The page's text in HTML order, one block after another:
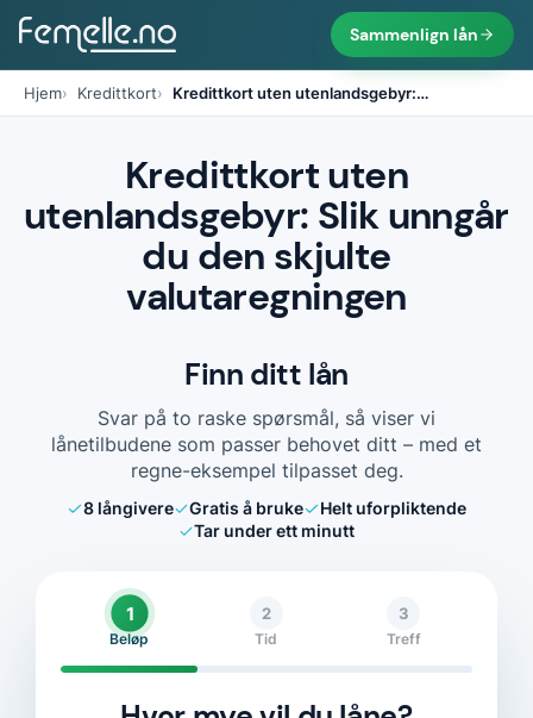
Sammenlign lån
Hjem Kredittkort Kredittkort uten utenlandsgebyr:…
Kredittkort uten
utenlandsgebyr: Slik unngår
du den skjulte
valutaregningen
Finn ditt lån
Svar på to raske spørsmål, så viser vi
lånetilbudene som passer behovet ditt – med et
regne-eksempel tilpasset deg.
8långivere Gratis å bruke
Helt uforpliktende
Tar under ett minutt
1
Beløp
2
Tid
3
Treff